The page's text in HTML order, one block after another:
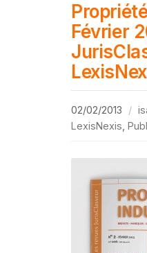
Février
02/02/2013
LexisNexis